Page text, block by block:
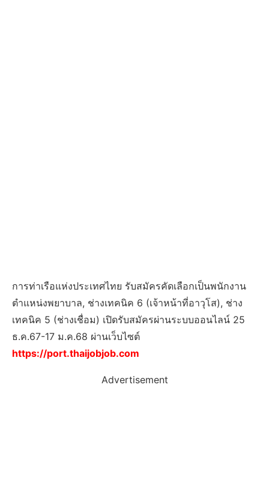
การท่าเรือแห่งประเทศไทย รับสมัครคัดเลือกเป็นพนักงาน
ตำแหน่งพยาบาล, ช่างเทคนิค 6 (เจ้าหน้าที่อาวุโส), ช่าง
เทคนิค 5 (ช่างเชื่อม) เปิดรับสมัครผ่านระบบออนไลน์ 25
ธ.ค.67-17 ม.ค.68 ผ่านเว็บไซต์
https://port.thaijobjob.com
Advertisement